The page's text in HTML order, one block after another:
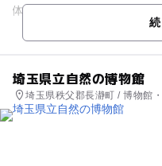
体験実習室ではアイスクリ
埼玉県立自然の博物館
埼玉県秩父郡長瀞町 / 博物館